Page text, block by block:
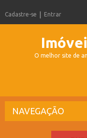
Cadastre-se Entrar
O melhor site de
NAVEGAÇÃO